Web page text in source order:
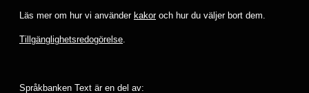
Läs mer om hur vi använder kakoroch hur du väljer bort dem.
Tillgänglighetsredogörelse.
Språkbanken Text är en del av: